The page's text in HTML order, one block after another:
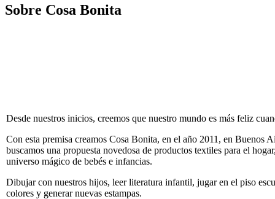
Sobre Cosa Bonita
Desde nuestros inicios, creemos que nuestro mundo es más feliz
Con esta premisa creamos Cosa Bonita, en el año 2011, en
buscamos una propuesta novedosa de productos textiles para el
universo mágico de bebés e infancias.
Dibujar con nuestros hijos, leer literatura infantil, jugar en el piso
colores y generar nuevas estampas.